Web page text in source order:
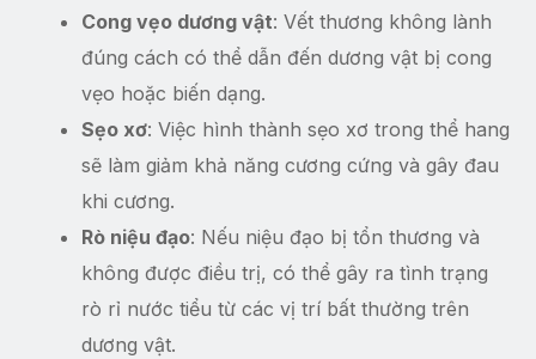
Cong vẹo dương vật: Vết thương không lành
đúng cách có thể dẫn đến dương vật bị cong
vẹo hoặc biến dạng.
Sẹo xơ: Việc hình thành sẹo xơ trong thể hang
sẽ làm giảm khả năng cương cứng và gây đau
khi cương.
Rò niệu đạo: Nếu niệu đạo bị tổn thương và
không được điều trị, có thể gây ra tình trạng
rò rỉ nước tiểu từ các vị trí bất thường trên
dương vật.